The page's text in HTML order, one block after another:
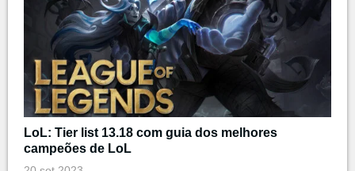
LoL: Tier list 13.18 com guia dos melhores
campeões de LoL